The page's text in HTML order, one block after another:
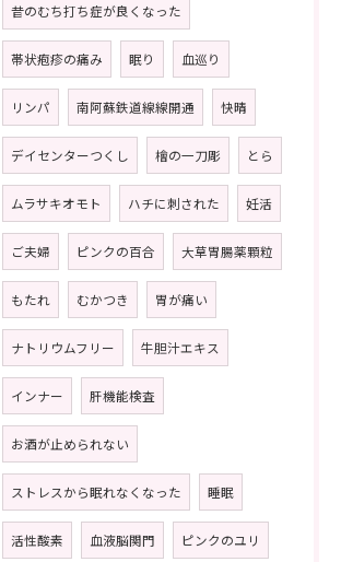
昔のむち打ち症が良くなった
帯状疱疹の痛み 眠り 血巡り
リンパ 南阿蘇鉄道線線開通 快晴
デイセンターつくし 檜の一刀彫 とら
ムラサキオモト ハチに刺された 妊活
ご夫婦 ピンクの百合 大草胃腸薬顆粒
もたれ むかつき 胃が痛い
ナトリウムフリー 牛胆汁エキス
インナー 肝機能検査
お酒が止められない
ストレスから眠れなくなった 睡眠
活性酸素 血液脳関門 ピンクのユリ